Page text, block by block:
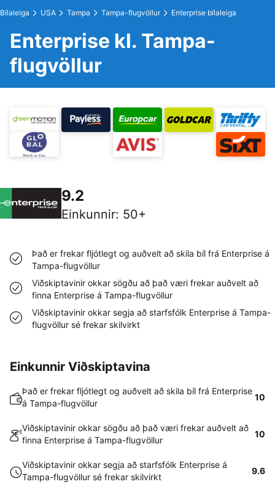
Bílaleiga USA Tampa Tampa-flugvöllur Enterprise bílaleiga
Enterprise kl. Tampa-
flugvöllur
9.2
Einkunnir: 50+
Það er frekar fljótlegt og auðvelt að skila bíl frá Enterprise á
Tampa-flugvöllur
Viðskiptavinir okkar sögðu að það væri frekar auðvelt að
finna Enterprise á Tampa-flugvöllur
Viðskiptavinir okkar segja að starfsfólk Enterprise á Tampa-
flugvöllur sé frekar skilvirkt
Einkunnir Viðskiptavina
Það er frekar fljótlegt og auðvelt að skila bíl frá Enterprise
á Tampa-flugvöllur
10
Viðskiptavinir okkar sögðu að það væri frekar auðvelt að
finna Enterprise á Tampa-flugvöllur
10
Viðskiptavinir okkar segja að starfsfólk Enterprise á
Tampa-flugvöllur sé frekar skilvirkt
9.6